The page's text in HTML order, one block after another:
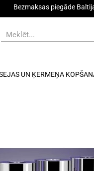
Bezmaksas piegāde
UN ĶERMEŅA